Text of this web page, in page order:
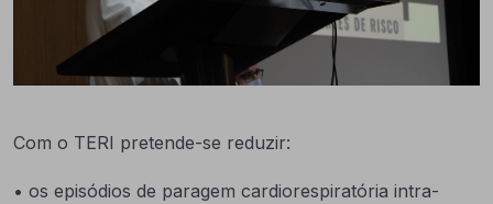
Com o TERI pretende-se reduzir:
• os episódios de paragem cardiorespiratória intra-